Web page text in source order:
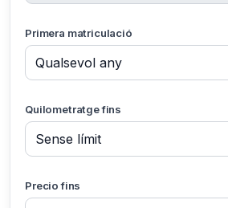
Primera matriculació
Quilometratge fins
Precio fins